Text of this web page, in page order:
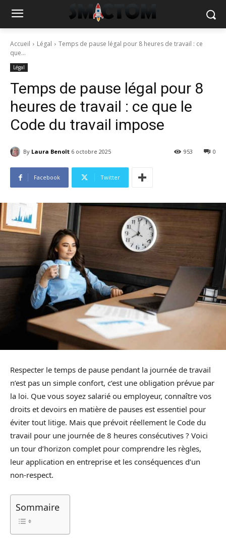
Accueil Légal
Temps de pause légal pour 8 heures de travail : ce
que...
Légal
Temps de pause légal pour 8
heures de travail : ce que le
Code du travail impose
By Laura Benoît 6 octobre 2025 0
953
Facebook Twitter
Respecter le temps de pause pendant la journée de travail
n’est pas un simple confort, c’est une obligation prévue par
la loi. Que vous soyez salarié ou employeur, connaître vos
droits et devoirs en matière de pauses est essentiel pour
éviter tout litige. Mais que prévoit réellement le Code du
travail pour une journée de 8 heures consécutives ? Voici
un tour d’horizon complet pour comprendre les règles,
leur application en entreprise et les conséquences d’un
non-respect.
Sommaire